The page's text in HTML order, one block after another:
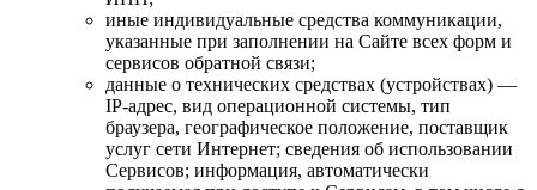
иные индивидуальные средства коммуникации,
указанные при заполнении на Сайте всех форм и
сервисов обратной связи;
данные о технических средствах (устройствах) —
IP-адрес, вид операционной системы, тип
браузера, географическое положение, поставщик
услуг сети Интернет; сведения об использовании
Сервисов; информация, автоматически